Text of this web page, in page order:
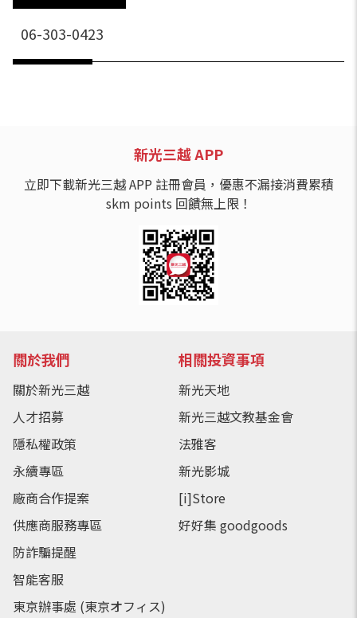
06-303-0423
新光三越 APP
立即下載新光三越 APP 註冊會員，優惠不漏接消費累積
skm points 回饋無上限！
關於我們
關於新光三越
人才招募
隱私權政策
永續專區
廠商合作提案
供應商服務專區
防詐騙提醒
智能客服
東京辦事處 (東京オフィス)
相關投資事項
新光天地
新光三越文教基金會
法雅客
新光影城
[i]Store
好好集 goodgoods